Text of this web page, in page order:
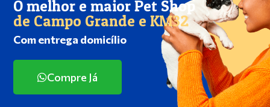
O melhor e maior Pet Shop
de Campo Grande e KM32
Com entrega domicílio
Compre Já